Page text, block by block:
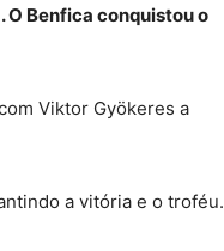
O Benfica conquistou o
Viktor Gyökeres a
a vitória e o troféu.